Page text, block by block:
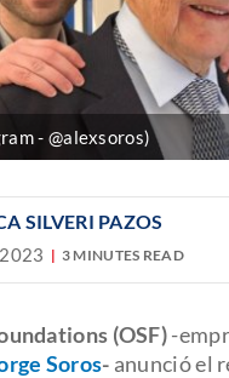
- @alexsoros)
SILVERI PAZOS
3 MINUTES READ
(OSF)-
Soros- anunció el